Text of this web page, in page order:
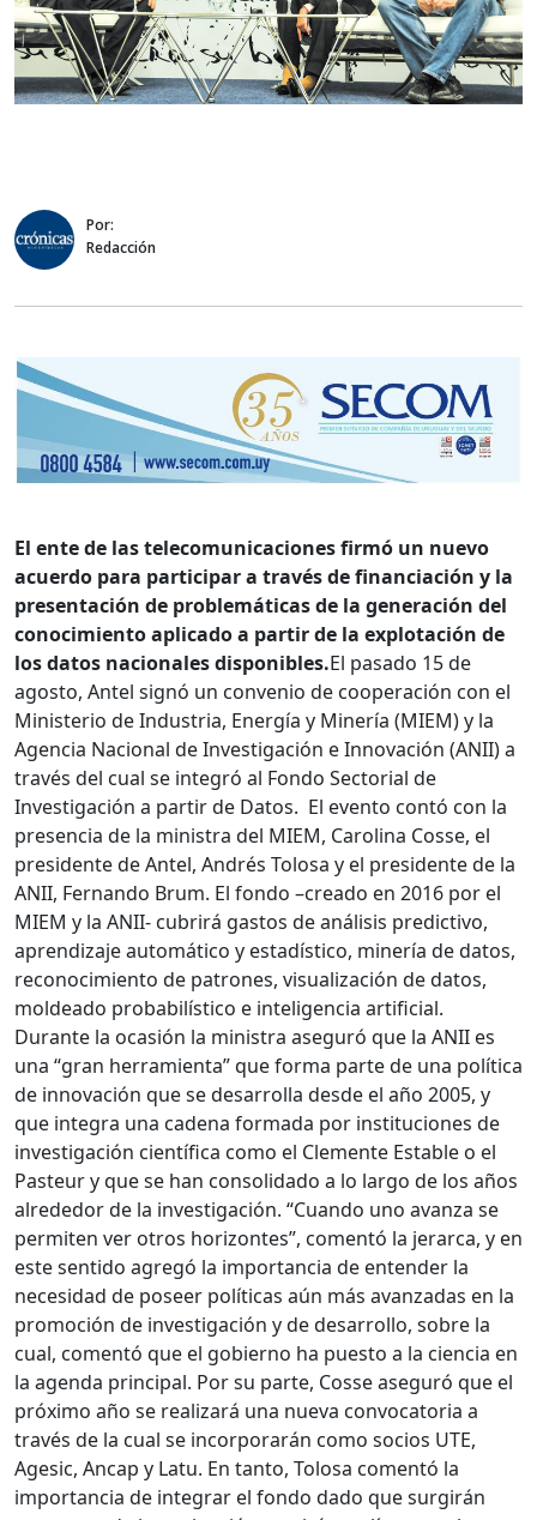
Por:
Redacción
El ente de las telecomunicaciones firmó un nuevo
acuerdo para participar a través de financiación y la
presentación de problemáticas de la generación del
conocimiento aplicado a partir de la explotación de
los datos nacionales disponibles.El pasado 15 de
agosto, Antel signó un convenio de cooperación con el
Ministerio de Industria, Energía y Minería (MIEM) y la
Agencia Nacional de Investigación e Innovación (ANII) a
través del cual se integró al Fondo Sectorial de
Investigación a partir de Datos. El evento contó con la
presencia de la ministra del MIEM, Carolina Cosse, el
presidente de Antel, Andrés Tolosa y el presidente de la
ANII, Fernando Brum. El fondo –creado en 2016 por el
MIEM y la ANII- cubrirá gastos de análisis predictivo,
aprendizaje automático y estadístico, minería de datos,
reconocimiento de patrones, visualización de datos,
moldeado probabilístico e inteligencia artificial.
Durante la ocasión la ministra aseguró que la ANII es
una “gran herramienta” que forma parte de una política
de innovación que se desarrolla desde el año 2005, y
que integra una cadena formada por instituciones de
investigación científica como el Clemente Estable o el
Pasteur y que se han consolidado a lo largo de los años
alrededor de la investigación. “Cuando uno avanza se
permiten ver otros horizontes”, comentó la jerarca, y en
este sentido agregó la importancia de entender la
necesidad de poseer políticas aún más avanzadas en la
promoción de investigación y de desarrollo, sobre la
cual, comentó que el gobierno ha puesto a la ciencia en
la agenda principal. Por su parte, Cosse aseguró que el
próximo año se realizará una nueva convocatoria a
través de la cual se incorporarán como socios UTE,
Agesic, Ancap y Latu. En tanto, Tolosa comentó la
importancia de integrar el fondo dado que surgirán